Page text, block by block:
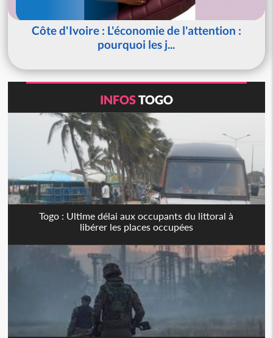
Côte d'Ivoire : L'économie de l'attention :
pourquoi les j...
INFOSTOGO
Togo : Ultime délai aux occupants du littoral à
libérer les places occupées